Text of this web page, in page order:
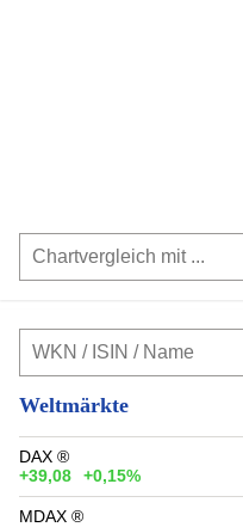
Weltmärkte
DAX ®
+39,08
+0,15%
MDAX ®